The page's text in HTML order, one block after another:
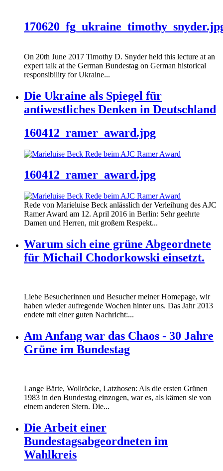
On 20th June 2017 Timothy D. Snyder held this lecture at an
expert talk at the German Bundestag on German historical
responsibility for Ukraine...
Die Ukraine als Spiegel für
antiwestliches Denken in Deutschland
160412_ramer_award.jpg
160412_ramer_award.jpg
Rede von Marieluise Beck anlässlich der Verleihung des AJC
Ramer Award am 12. April 2016 in Berlin: Sehr geehrte
Damen und Herren, mit großem Respekt...
Warum sich eine grüne Abgeordnete
für Michail Chodorkowski einsetzt.
Liebe Besucherinnen und Besucher meiner Homepage, wir
haben wieder aufregende Wochen hinter uns. Das Jahr 2013
endete mit einer guten Nachricht:...
Am Anfang war das Chaos - 30 Jahre
Grüne im Bundestag
Lange Bärte, Wollröcke, Latzhosen: Als die ersten Grünen
1983 in den Bundestag einzogen, war es, als kämen sie von
einem anderen Stern. Die...
Die Arbeit einer
Bundestagsabgeordneten im
Wahlkreis